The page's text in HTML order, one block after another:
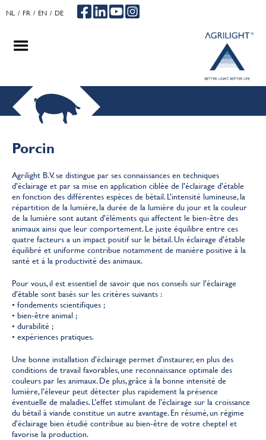
NL FR EN DE
Porcin
Agrilight B.V. se distingue par ses connaissances en techniques
d’éclairage et par sa mise en application ciblée de l’éclairage d’étable
en fonction des différentes espèces de bétail. L’intensité lumineuse, la
répartition de la lumière, la durée de la lumière du jour et la couleur
de la lumière sont autant d’éléments qui affectent le bien-être des
animaux ainsi que leur comportement. Le juste équilibre entre ces
quatre facteurs a un impact positif sur le bétail. Un éclairage d’étable
équilibré et uniforme contribue notamment de manière positive à la
santé et à la productivité des animaux.
Pour vous, il est essentiel de savoir que nos conseils sur l’éclairage
d’étable sont basés sur les critères suivants :
• fondements scientifiques ;
• bien-être animal ;
• durabilité ;
• expériences pratiques.
Une bonne installation d’éclairage permet d’instaurer, en plus des
conditions de travail favorables, une reconnaissance optimale des
couleurs par les animaux. De plus, grâce à la bonne intensité de
lumière, l’éleveur peut détecter plus rapidement la présence
éventuelle de maladies. L’effet stimulant de l’éclairage sur la croissance
du bétail à viande constitue un autre avantage. En résumé, un régime
d’éclairage bien étudié contribue au bien-être de votre cheptel et
favorise la production.